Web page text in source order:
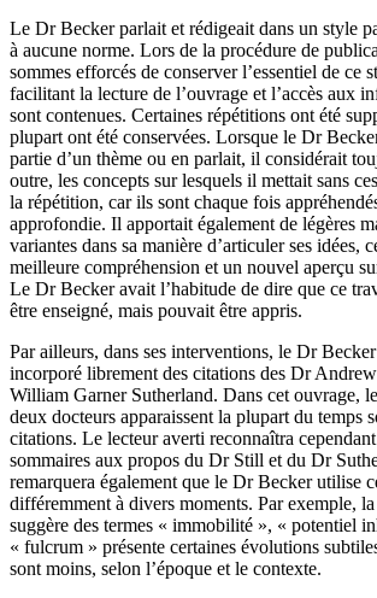
Le Dr Becker parlait et rédigeait dans un style
à aucune norme. Lors de la procédure de
sommes efforcés de conserver l’essentiel de ce
facilitant la lecture de l’ouvrage et l’accès aux
sont contenues. Certaines répétitions ont été
plupart ont été conservées. Lorsque le Dr
partie d’un thème ou en parlait, il considérait
outre, les concepts sur lesquels il mettait sans
la répétition, car ils sont chaque fois
approfondie. Il apportait également de légères
variantes dans sa manière d’articuler ses idées,
meilleure compréhension et un nouvel aperçu
Le Dr Becker avait l’habitude de dire que ce
être enseigné, mais pouvait être appris.
Par ailleurs, dans ses interventions, le Dr
incorporé librement des citations des Dr
William Garner Sutherland. Dans cet ouvrage,
deux docteurs apparaissent la plupart du temps
citations. Le lecteur averti reconnaîtra
sommaires aux propos du Dr Still et du Dr
remarquera également que le Dr Becker utilise
différemment à divers moments. Par exemple,
suggère des termes « immobilité », « potentiel
« fulcrum » présente certaines évolutions
sont moins, selon l’époque et le contexte.